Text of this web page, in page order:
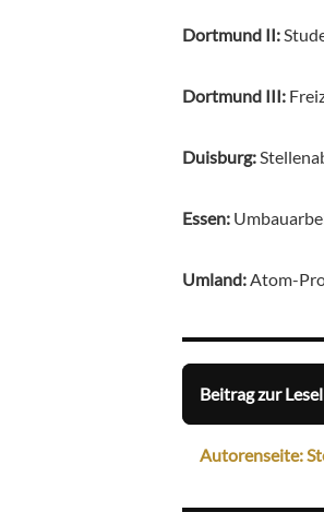
Dortmund II:
Dortmund III:
Duisburg:
Essen:
Umland: Atom-
Beitrag zur
Autorenseite: